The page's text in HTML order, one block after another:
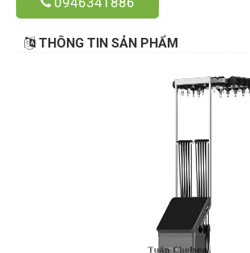
THÔNG TIN SẢN PHẨM